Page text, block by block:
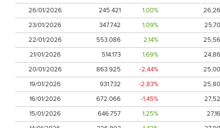
26/01/2026
245.421 1,00%
26,26
23/01/2026
347.742 1,09%
25,70
22/01/2026
553.086 2,14%
25,56
21/01/2026
514.173 1,69%
24,86
20/01/2026
863.925 -2,44%
25,00
19/01/2026
931.732 -2,83%
25,80
16/01/2026
672.066 -1,45%
27,52
15/01/2026
646.757 1,25%
27,16